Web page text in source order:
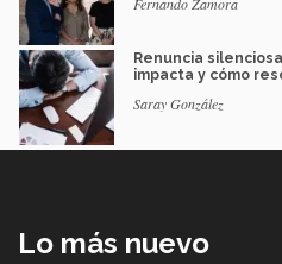
Renuncia
impacta y cómo
Saray González
Lo más nuevo